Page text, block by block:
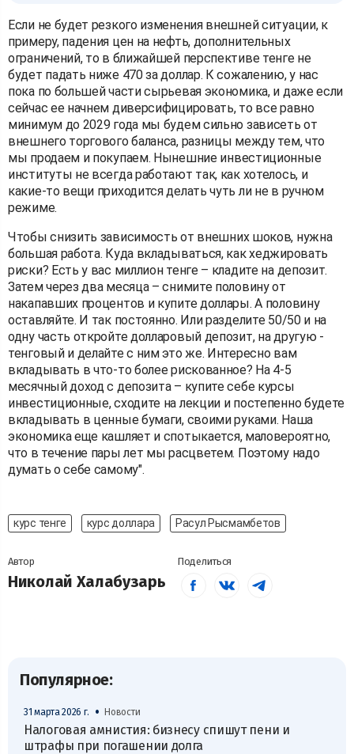
Если не будет резкого изменения внешней ситуации, к
примеру, падения цен на нефть, дополнительных
ограничений, то в ближайшей перспективе тенге не
будет падать ниже 470 за доллар. К сожалению, у нас
пока по большей части сырьевая экономика, и даже если
сейчас ее начнем диверсифицировать, то все равно
минимум до 2029 года мы будем сильно зависеть от
внешнего торгового баланса, разницы между тем, что
мы продаем и покупаем. Нынешние инвестиционные
институты не всегда работают так, как хотелось, и
какие-то вещи приходится делать чуть ли не в ручном
режиме.
Чтобы снизить зависимость от внешних шоков, нужна
большая работа. Куда вкладываться, как хеджировать
риски? Есть у вас миллион тенге – кладите на депозит.
Затем через два месяца – снимите половину от
накапавших процентов и купите доллары. А половину
оставляйте. И так постоянно. Или разделите 50/50 и на
одну часть откройте долларовый депозит, на другую -
тенговый и делайте с ним это же. Интересно вам
вкладывать в что-то более рискованное? На 4-5
месячный доход с депозита – купите себе курсы
инвестиционные, сходите на лекции и постепенно будете
вкладывать в ценные бумаги, своими руками. Наша
экономика еще кашляет и спотыкается, маловероятно,
что в течение пары лет мы расцветем. Поэтому надо
думать о себе самому".
курс тенге курс доллара Расул Рысмамбетов
Автор
Николай Халабузарь
Поделиться
Популярное:
31 марта 2026 г. • Новости
Налоговая амнистия: бизнесу спишут пени и
штрафы при погашении долга